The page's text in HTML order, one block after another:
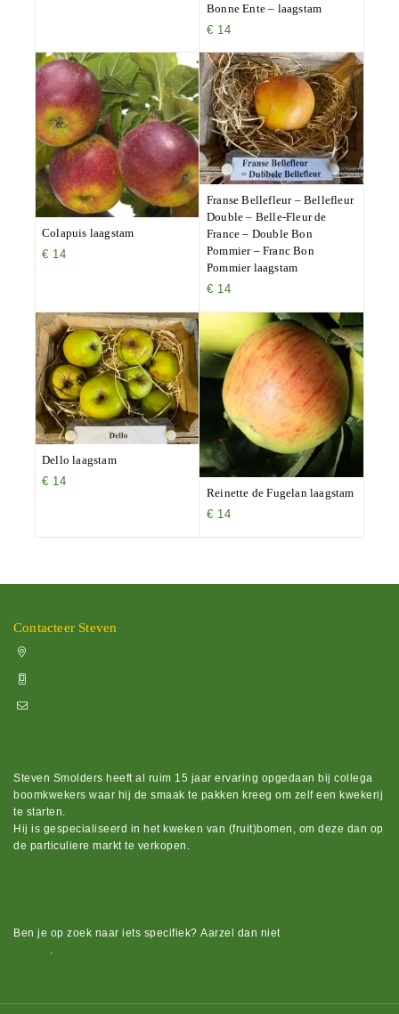
Bonne Ente – laagstam
€ 14
Colapuis laagstam
€ 14
Franse Bellefleur – Bellefleur
Double – Belle-Fleur de
France – Double Bon
Pommier – Franc Bon
Pommier laagstam
€ 14
Dello laagstam
€ 14
Reinette de Fugelan laagstam
€ 14
Contacteer Steven
Steven Smolders heeft al ruim 15 jaar ervaring opgedaan bij collega
boomkwekers waar hij de smaak te pakken kreeg om zelf een kwekerij
te starten.
Hij is gespecialiseerd in het kweken van (fruit)bomen, om deze dan op
de particuliere markt te verkopen.
Ben je op zoek naar iets specifiek? Aarzel dan niet
.